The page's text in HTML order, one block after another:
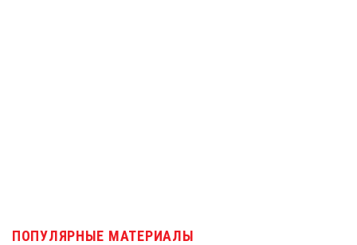
ПОПУЛЯРНЫЕ МАТЕРИАЛЫ